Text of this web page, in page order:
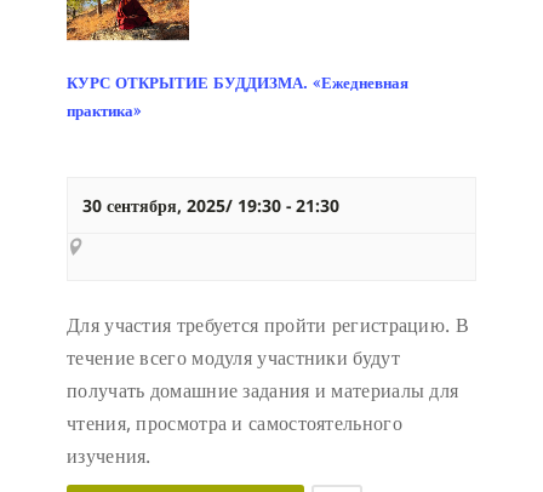
КУРС ОТКРЫТИЕ БУДДИЗМА. «Ежедневная
практика»
30 сентября, 2025/ 19:30 - 21:30
Для участия требуется пройти регистрацию. В
течение всего модуля участники будут
получать домашние задания и материалы для
чтения, просмотра и самостоятельного
изучения.